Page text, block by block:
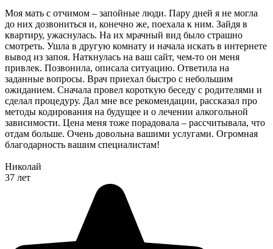
Моя мать с отчимом – запойные люди. Пару дней я не могла
до них дозвониться и, конечно же, поехала к ним. Зайдя в
квартиру, ужаснулась. На их мрачный вид было страшно
смотреть. Ушла в другую комнату и начала искать в интернете
вывод из запоя. Наткнулась на ваш сайт, чем-то он меня
привлек. Позвонила, описала ситуацию. Ответила на
заданные вопросы. Врач приехал быстро с небольшим
ожиданием. Сначала провел короткую беседу с родителями и
сделал процедуру. Дал мне все рекомендации, рассказал про
методы кодирования на будущее и о лечении алкогольной
зависимости. Цена меня тоже порадовала – рассчитывала, что
отдам больше. Очень довольна вашими услугами. Огромная
благодарность вашим специалистам!
Николай
37 лет